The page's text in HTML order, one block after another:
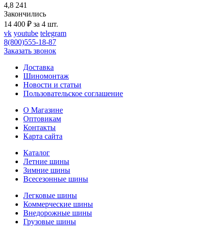
4,8 241
Закончились
14 400 ₽ за 4 шт.
vk youtube telegram
8(800)555-18-87
Заказать звонок
Доставка
Шиномонтаж
Новости и статьи
Пользовательское соглашение
О Магазине
Оптовикам
Контакты
Карта сайта
Каталог
Летние шины
Зимние шины
Всесезонные шины
Легковые шины
Коммерческие шины
Внедорожные шины
Грузовые шины